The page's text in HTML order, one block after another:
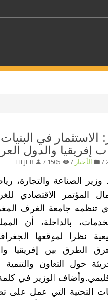
اختر قطاع / القطاعات
حدد الفرع
في
إفريقيا والدول
الأخبار /
وزير الصناعة والتجارة،
المؤتمر الاقتصادي
تنظمه جامعة الغرف
بالداخلة، أن
نظرا لموقعها
الطرق بين إفريقيا
حول التعاون والتنمية
وأضاف الوزير في كلمة
التحتية التي عمل على